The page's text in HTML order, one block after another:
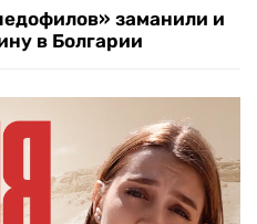
заманили и
в Болгарии